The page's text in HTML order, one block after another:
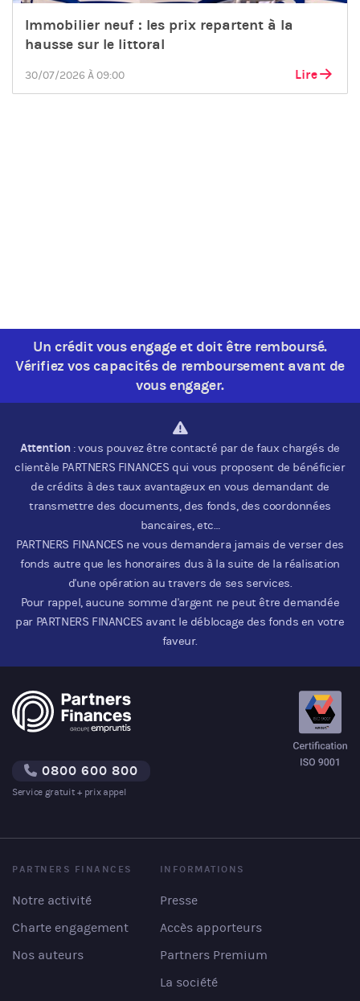
Immobilier neuf : les prix repartent à la
hausse sur le littoral
30/07/2026 À 09:00 Lire
Un crédit vous engage et doit être remboursé.
Vérifiez vos capacités de remboursement avant de
vous engager.
Attention: vous pouvez être contacté par de faux chargés de
clientèle PARTNERS FINANCES qui vous proposent de bénéficier
de crédits à des taux avantageux en vous demandant de
transmettre des documents, des fonds, des coordonnées
bancaires, etc…
PARTNERS FINANCES ne vous demandera jamais de verser des
fonds autre que les honoraires dus à la suite de la réalisation
d'une opération au travers de ses services.
Pour rappel, aucune somme d'argent ne peut être demandée
par PARTNERS FINANCES avant le déblocage des fonds en votre
faveur.
0800 600 800
Service gratuit + prix appel
PARTNERS FINANCES
Notre activité
Charte engagement
Nos auteurs
INFORMATIONS
Presse
Accès apporteurs
Partners Premium
La société